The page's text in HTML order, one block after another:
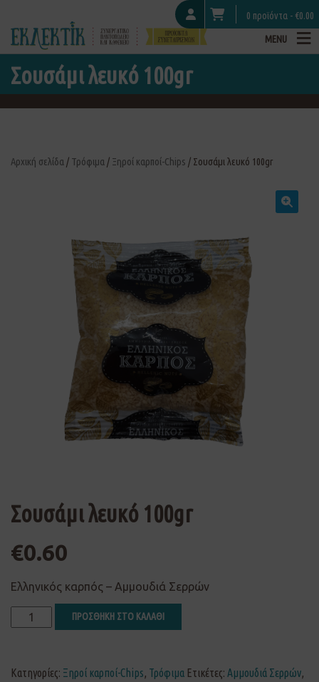
0 προϊόντα - €0.00
MENU
Σουσάμι λευκό 100gr
Αρχική σελίδα / Τρόφιμα / Ξηροί καρποί-Chips / Σουσάμι λευκό 100gr
Σουσάμι λευκό 100gr
€0.60
Ελληνικός καρπός – Αμμουδιά Σερρών
ΠΡΟΣΘΗΚΗ ΣΤΟ ΚΑΛΑΘΙ
Κατηγορίες: Ξηροί καρποί-Chips, Τρόφιμα Ετικέτες: Αμμουδιά Σερρών,